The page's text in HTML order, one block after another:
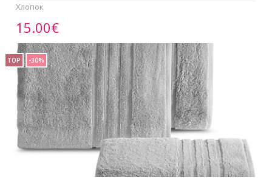
Хлопок
15.00€
TOP -30%